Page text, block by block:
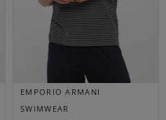
EMPORIO ARMANI
SWIMWEAR